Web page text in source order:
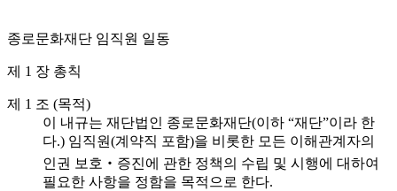
종로문화재단 임직원 일동
제 1 장 총칙
제 1 조 (목적)
이 내규는 재단법인 종로문화재단(이하 “재단”이라 한
다.) 임직원(계약직 포함)을 비롯한 모든 이해관계자의
인권 보호‧증진에 관한 정책의 수립 및 시행에 대하여
필요한 사항을 정함을 목적으로 한다.